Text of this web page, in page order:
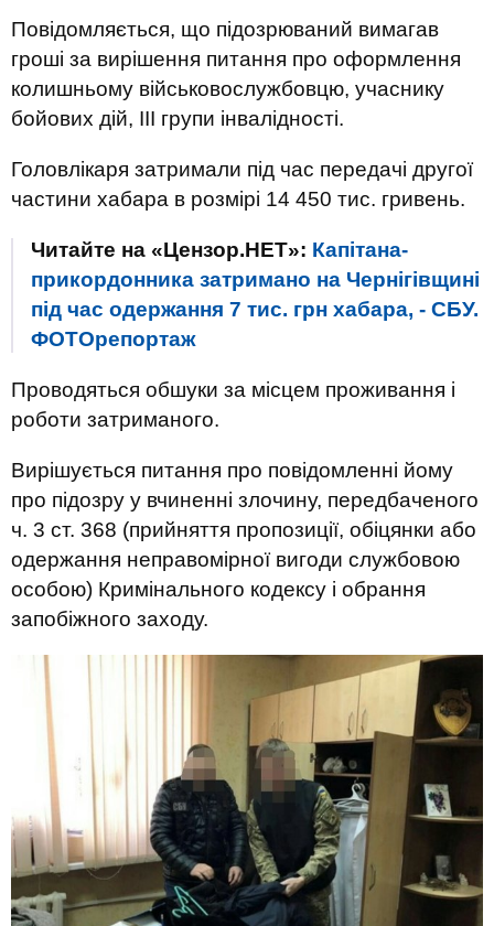
Повідомляється, що підозрюваний вимагав
гроші за вирішення питання про оформлення
колишньому військовослужбовцю, учаснику
бойових дій, III групи інвалідності.
Головлікаря затримали під час передачі другої
частини хабара в розмірі 14 450 тис. гривень.
Читайте на «Цензор.НЕТ»: Капітана-
прикордонника затримано на Чернігівщині
під час одержання 7 тис. грн хабара, - СБУ.
ФОТОрепортаж
Проводяться обшуки за місцем проживання і
роботи затриманого.
Вирішується питання про повідомленні йому
про підозру у вчиненні злочину, передбаченого
ч. 3 ст. 368 (прийняття пропозиції, обіцянки або
одержання неправомірної вигоди службовою
особою) Кримінального кодексу і обрання
запобіжного заходу.